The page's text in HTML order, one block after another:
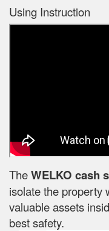
Using Instruction
TheWELKO cash
isolate the property
valuable assets
best safety.